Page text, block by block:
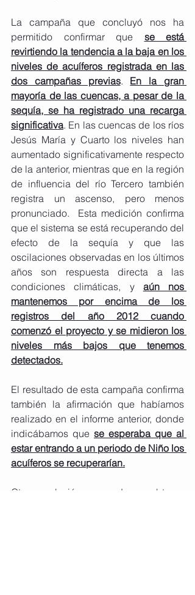
La campaña que concluyó nos ha
permitido confirmar que se está
revirtiendo la tendencia a la baja en los
niveles de acuíferos registrada en las
dos campañas previas. En la gran
mayoría de las cuencas, a pesar de la
sequía, se ha registrado una recarga
significativa. En las cuencas de los ríos
Jesús María y Cuarto los niveles han
aumentado significativamente respecto
de la anterior, mientras que en la región
de influencia del río Tercero también
registra un ascenso, pero menos
pronunciado.  Esta medición confirma
que el sistema se está recuperando del
efecto de la sequía y que las
oscilaciones observadas en los últimos
años son respuesta directa a las
condiciones climáticas, y aún nos
mantenemos por encima de los
registros del año 2012 cuando
comenzó el proyecto y se midieron los
niveles más bajos que tenemos
detectados.
El resultado de esta campaña confirma
también la afirmación que habíamos
realizado en el informe anterior, donde
indicábamos que se esperaba que al
estar entrando a un periodo de Niño los
acuíferos se recuperarían.
Otra conclusión que podemos obtener